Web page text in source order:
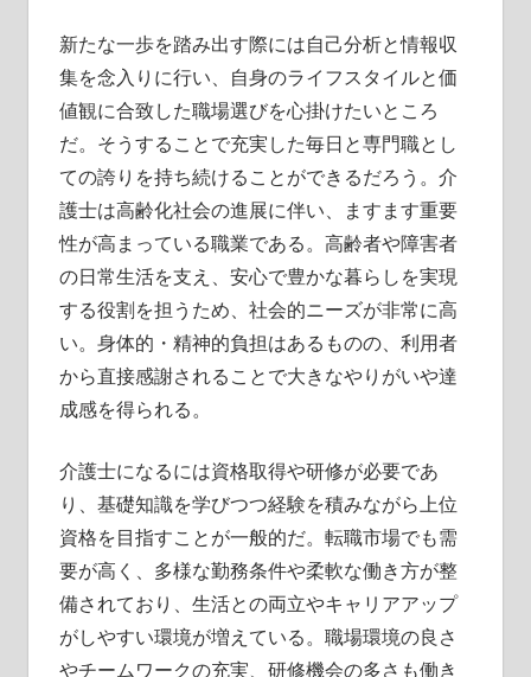
新たな一歩を踏み出す際には自己分析と情報収
集を念入りに行い、自身のライフスタイルと価
値観に合致した職場選びを心掛けたいところ
だ。そうすることで充実した毎日と専門職とし
ての誇りを持ち続けることができるだろう。介
護士は高齢化社会の進展に伴い、ますます重要
性が高まっている職業である。高齢者や障害者
の日常生活を支え、安心で豊かな暮らしを実現
する役割を担うため、社会的ニーズが非常に高
い。身体的・精神的負担はあるものの、利用者
から直接感謝されることで大きなやりがいや達
成感を得られる。
介護士になるには資格取得や研修が必要であ
り、基礎知識を学びつつ経験を積みながら上位
資格を目指すことが一般的だ。転職市場でも需
要が高く、多様な勤務条件や柔軟な働き方が整
備されており、生活との両立やキャリアアップ
がしやすい環境が増えている。職場環境の良さ
やチームワークの充実、研修機会の多さも働き